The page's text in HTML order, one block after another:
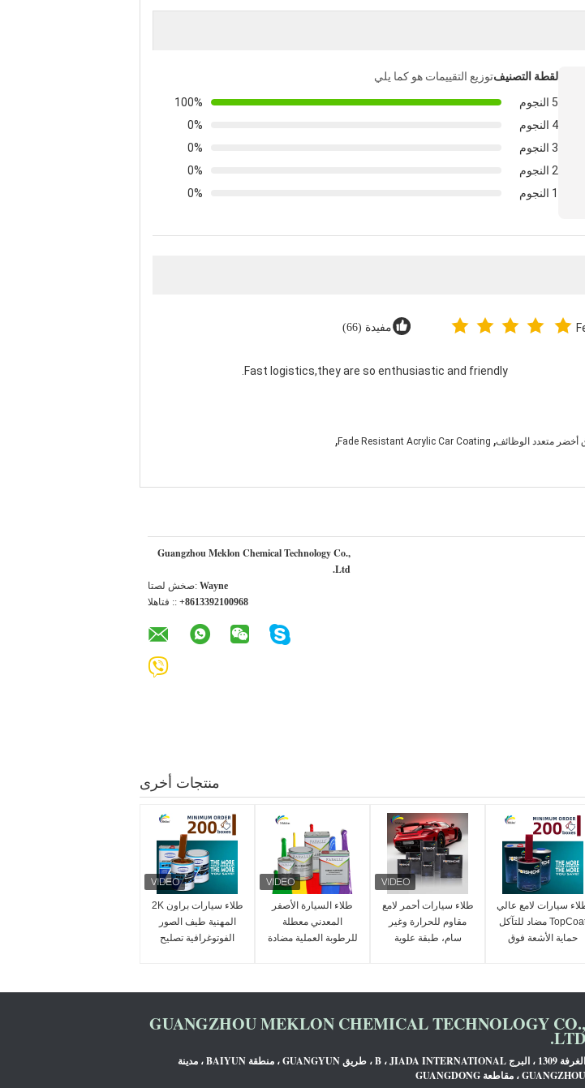
لقطة التصنيفتوزيع التقييمات هو كما يلي
5 النجوم
100%
4 النجوم
0%
3 النجوم
0%
2 النجوم
0%
1 النجوم
0%
مفيدة (66)
Fast logistics,they are so enthusiastic and friendly.
أخضر متعدد الوظائف,
Fade Resistant Acrylic Car Coating
,
Guangzhou Meklon Chemical Technology Co.,
Ltd.
اتصل شخص: Wayne
الهاتف :: +8613392100968
منتجات أخرى
طلاء سيارات براون 2K
المهنية طيف الصور
الفوتوغرافية تصليح
طلاء السيارة الأصفر
المعدني معطلة
للرطوبة العملية مضادة
طلاء سيارات أحمر لامع
مقاوم للحرارة وغير
سام، طبقة علوية
سيارات لامع عالي
TopCoat مضاد للتآكل
حماية الأشعة فوق
GUANGZHOU MEKLON CHEMICAL TECHNOLOGY CO.,
LTD.
الغرفة 1309 ، البرج B ، JIADA INTERNATIONAL ، طريق GUANGYUN ، منطقة BAIYUN ، مدينة
GUANGZHOU ، مقاطعة GUANGDONG